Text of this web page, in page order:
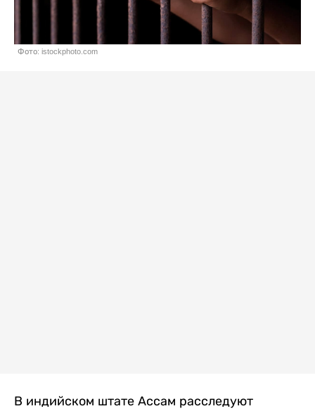
Фото: istockphoto.com
В индийском штате Ассам расследуют